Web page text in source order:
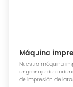
Máquina
Nuestra máquina
engranaje de
de impresión de